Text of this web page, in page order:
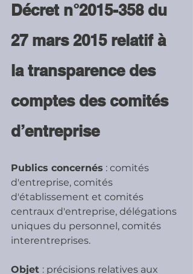
Décret n°2015-358 du
27 mars 2015 relatif à
la transparence des
comptes des comités
d’entreprise
Publics concernés : comités
d'entreprise, comités
d'établissement et comités
centraux d'entreprise, délégations
uniques du personnel, comités
interentreprises.
Objet : précisions relatives aux